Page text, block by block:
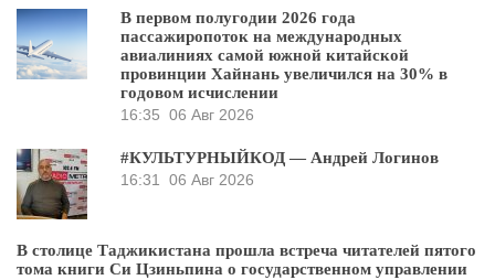
В первом полугодии 2026 года
пассажиропоток на международных
авиалиниях самой южной китайской
провинции Хайнань увеличился на 30% в
годовом исчислении
16:35 06 Авг 2026
#КУЛЬТУРНЫЙКОД — Андрей Логинов
16:31
06 Авг 2026
В столице Таджикистана прошла встреча читателей пятого
тома книги Си Цзиньпина о государственном управлении